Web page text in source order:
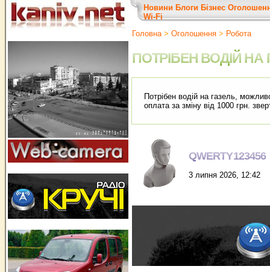
Новини Блоги Бізнес
Wi-Fi
Головна> Оголошення > Робота
ПОТРІБЕН ВОДІЙ НА
Потрібен водій на газель,
оплата за зміну від 1000 грн.
QWERTY123456
3 липня 2026, 12:42